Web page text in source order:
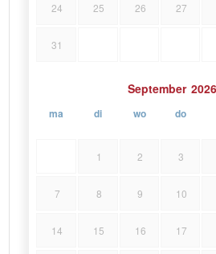
24 25 26 27
31
September 2026
ma di wo do
1 2 3
7 8 9 10
14 15 16 17